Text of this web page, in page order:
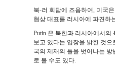
북-러 회담에 즈음하여 미국
협상 대표를 러시아에 파견하
Putin 은 북한과 러시아에서의
보고 있다는 입장을 밝힌 것
국의 제재의 틀을 벗어나는
로 볼 수도 있다.